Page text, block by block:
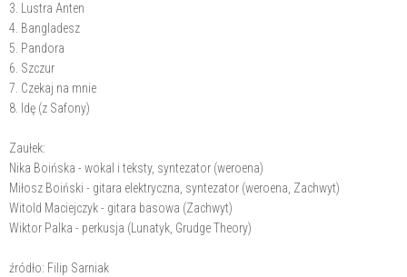
3. Lustra Anten
4. Bangladesz
5. Pandora
6. Szczur
7. Czekaj na mnie
8. Idę (z Safony)
Zaułek:
Nika Boińska - wokal i teksty, syntezator (weroena)
Miłosz Boiński - gitara elektryczna, syntezator (weroena, Zachwyt)
Witold Maciejczyk - gitara basowa (Zachwyt)
Wiktor Palka - perkusja (Lunatyk, Grudge Theory)
źródło: Filip Sarniak